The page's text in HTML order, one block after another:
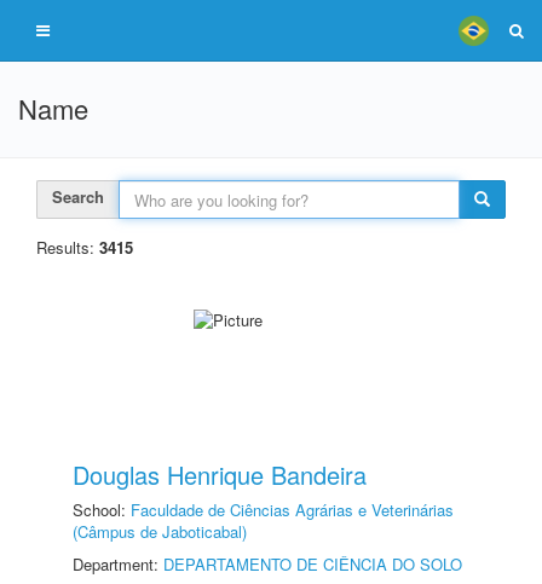
Name
Search
Results: 3415
Douglas Henrique Bandeira
School: Faculdade de Ciências Agrárias e Veterinárias
(Câmpus de Jaboticabal)
Department: DEPARTAMENTO DE CIÊNCIA DO SOLO